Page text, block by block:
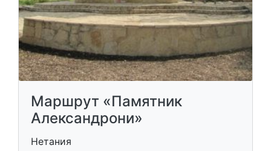
Маршрут «Памятник
Александрони»
Нетания